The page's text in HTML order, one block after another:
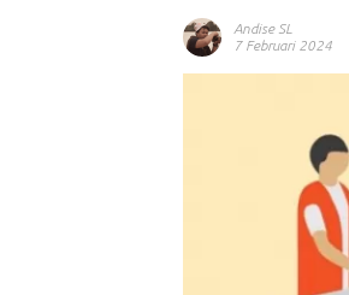
Andise SL
7 Februari 2024